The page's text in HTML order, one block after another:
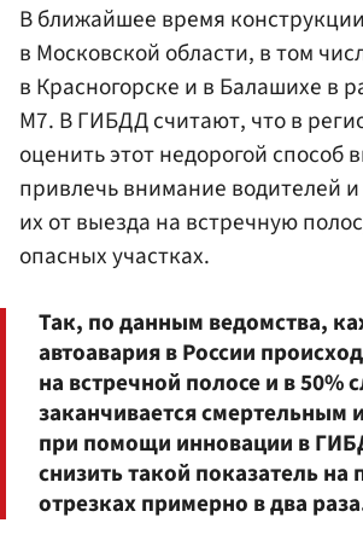
В ближайшее время
в Московской области, в том
в Красногорске и в Балашихе в
М7. В ГИБДД считают, что в
оценить этот недорогой способ
привлечь внимание водителей
их от выезда на встречную
опасных участках.
Так, по данным ведомства,
автоавария в России
на встречной полосе и в 50%
заканчивается смертельным
при помощи инновации в
снизить такой показатель
отрезках примерно в два